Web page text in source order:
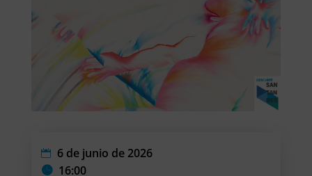
6 de junio de 2026
16:00